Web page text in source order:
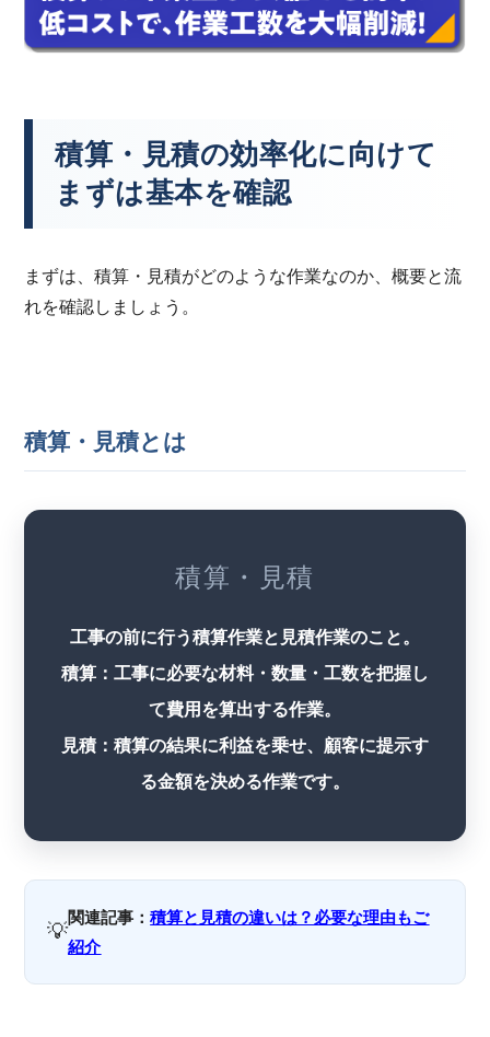
積算・見積の効率化に向けて
まずは基本を確認
まずは、積算・見積がどのような作業なのか、概要と流
れを確認しましょう。
積算・見積とは
積算・見積
工事の前に行う積算作業と見積作業のこと。
積算：工事に必要な材料・数量・工数を把握し
て費用を算出する作業。
見積：積算の結果に利益を乗せ、顧客に提示す
る金額を決める作業です。
💡
関連記事：積算と見積の違いは？必要な理由もご
紹介